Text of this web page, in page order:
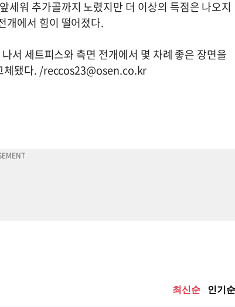
세워 추가골까지 노렸지만 더 이상의 득점은 나오지
개에서 힘이 떨어졌다.
서 세트피스와 측면 전개에서 몇 차례 좋은 장면을
체됐다. /reccos23@osen.co.kr